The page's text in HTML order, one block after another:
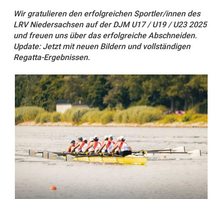
Wir gratulieren den erfolgreichen Sportler/innen des
LRV Niedersachsen auf der DJM U17 / U19 / U23 2025
und freuen uns über das erfolgreiche Abschneiden.
Update: Jetzt mit neuen Bildern und vollständigen
Regatta-Ergebnissen.